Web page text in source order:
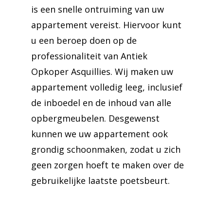
is een snelle ontruiming van uw
appartement vereist. Hiervoor kunt
u een beroep doen op de
professionaliteit van Antiek
Opkoper Asquillies. Wij maken uw
appartement volledig leeg, inclusief
de inboedel en de inhoud van alle
opbergmeubelen. Desgewenst
kunnen we uw appartement ook
grondig schoonmaken, zodat u zich
geen zorgen hoeft te maken over de
gebruikelijke laatste poetsbeurt.